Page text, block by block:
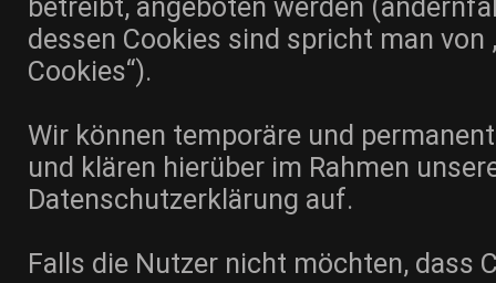
betreibt, angeboten werden
dessen Cookies sind spricht man von
Cookies“).
Wir können temporäre und
und klären hierüber im Rahmen
Datenschutzerklärung auf.
Falls die Nutzer nicht möchten, dass